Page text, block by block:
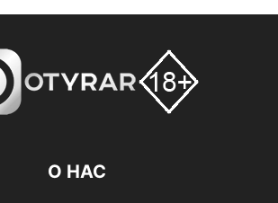
О НАС